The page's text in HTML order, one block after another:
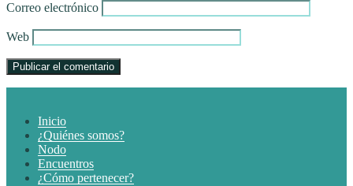
Correo electrónico
Web
Inicio
¿Quiénes somos?
Nodo
Encuentros
¿Cómo pertenecer?